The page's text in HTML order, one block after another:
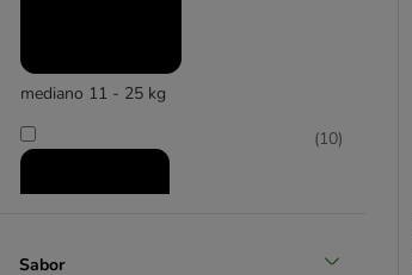
mediano 11 - 25 kg
(10)
Sabor